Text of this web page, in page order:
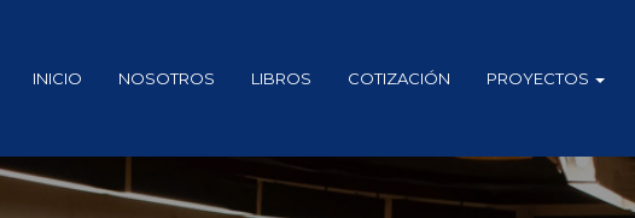
INICIO NOSOTROS LIBROS COTIZACIÓN PROYECTOS